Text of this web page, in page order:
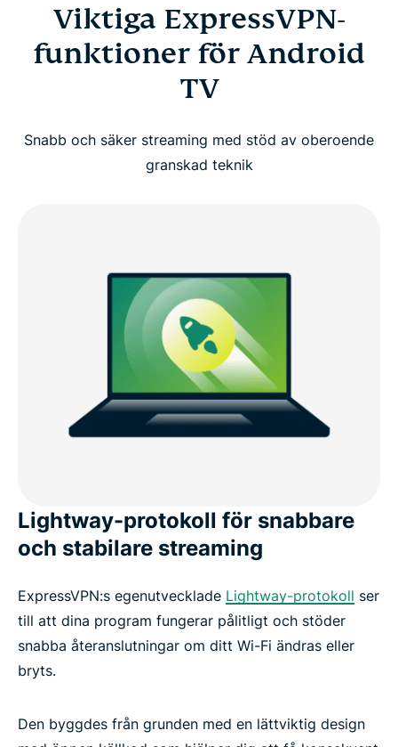
Viktiga ExpressVPN-
funktioner för Android
TV
Snabb och säker streaming med stöd av oberoende
granskad teknik
Lightway-protokoll för snabbare
och stabilare streaming
ExpressVPN:s egenutvecklade Lightway-protokoll ser
till att dina program fungerar pålitligt och stöder
snabba återanslutningar om ditt Wi-Fi ändras eller
bryts.
Den byggdes från grunden med en lättviktig design